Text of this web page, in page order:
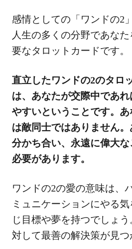
感情としての「ワンドの2
人生の多くの分野であな
要なタロットカードです。
直立したワンドの2のタロ
は、あなたが交際中であ
やすいということです。
は敵同士ではありません
分かち合い、永遠に偉大
必要があります。
ワンドの2の愛の意味は、
ミュニケーションにやる
じ目標や夢を持つでしょ
対して最善の解決策が見つ